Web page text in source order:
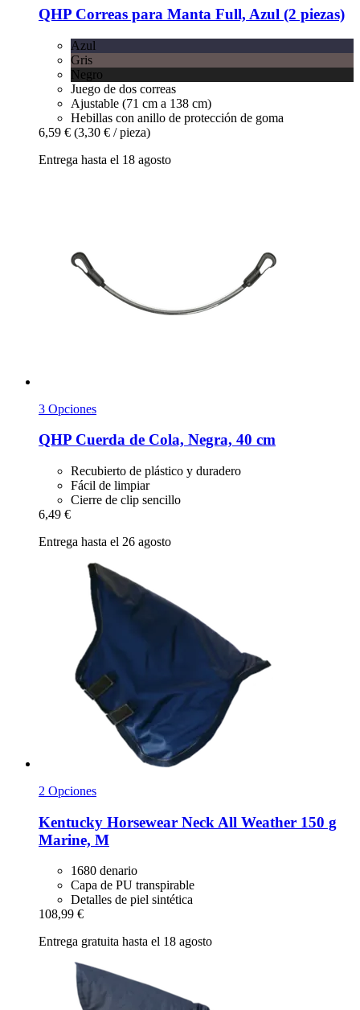
QHP Correas para Manta Full, Azul (2 piezas)
Azul
Gris
Negro
Juego de dos correas
Ajustable (71 cm a 138 cm)
Hebillas con anillo de protección de goma
6,59 € (3,30 € / pieza)
Entrega hasta el 18 agosto
3 Opciones
QHP Cuerda de Cola, Negra, 40 cm
Recubierto de plástico y duradero
Fácil de limpiar
Cierre de clip sencillo
6,49 €
Entrega hasta el 26 agosto
2 Opciones
Kentucky Horsewear Neck All Weather 150 g
Marine, M
1680 denario
Capa de PU transpirable
Detalles de piel sintética
108,99 €
Entrega gratuita hasta el 18 agosto